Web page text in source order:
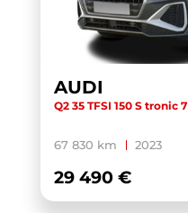
WRANGLER (1)
X-TRAIL (1)
X1 F48 LCI (1)
X1 U11 (1)
YARIS HYBRIDE MY22
AUDI
Q2 35 TFSI 150 S tronic 7
67 830 km 2023
29 490 €